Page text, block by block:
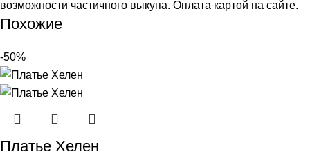
возможности частичного выкупа. Оплата картой на сайте.
Похожие
-50%
Платье Хелен